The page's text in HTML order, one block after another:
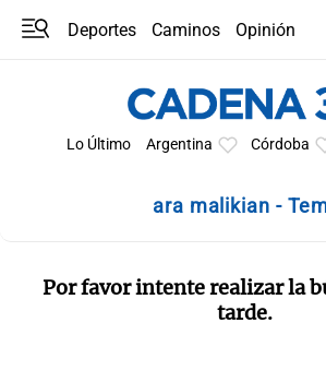
Deportes Caminos
Opinión
Lo Último Argentina Córdoba
ara malikian -
Por favor intente realizar la
tarde.